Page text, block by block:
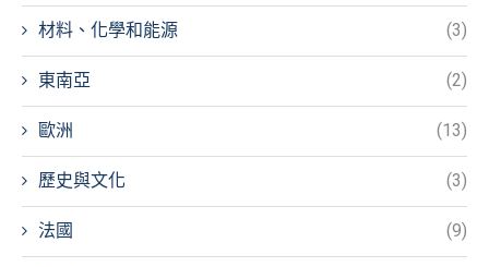
材料、化學和能源 (3)
東南亞 (2)
歐洲 (13)
歷史與文化 (3)
法國 (9)